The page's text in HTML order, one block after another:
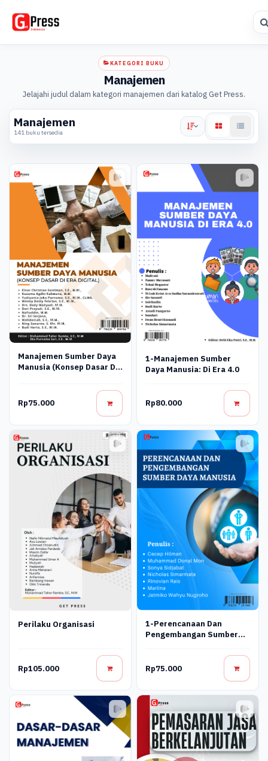
KATEGORI BUKU
Manajemen
Jelajahi judul dalam kategori manajemen dari katalog Get Press.
Manajemen
141 buku tersedia
Manajemen Sumber Daya
Manusia (Konsep Dasar Di
Rp75.000
1-Manajemen Sumber
Daya Manusia: Di Era 4.0
Rp80.000
Perilaku Organisasi
Rp105.000
1-Perencanaan Dan
Pengembangan Sumber
Rp75.000